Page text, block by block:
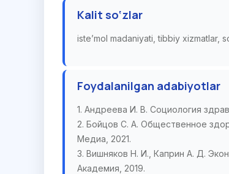
Kalit so‘zlar
iste’mol madaniyati, tibbiy xizmatlar,
Foydalanilgan adabiyotlar
1. Андреева И. В. Социология
2. Бойцов С. А. Общественное
Медиа, 2021.
3. Вишняков Н. И., Каприн А. Д.
Академия, 2019.